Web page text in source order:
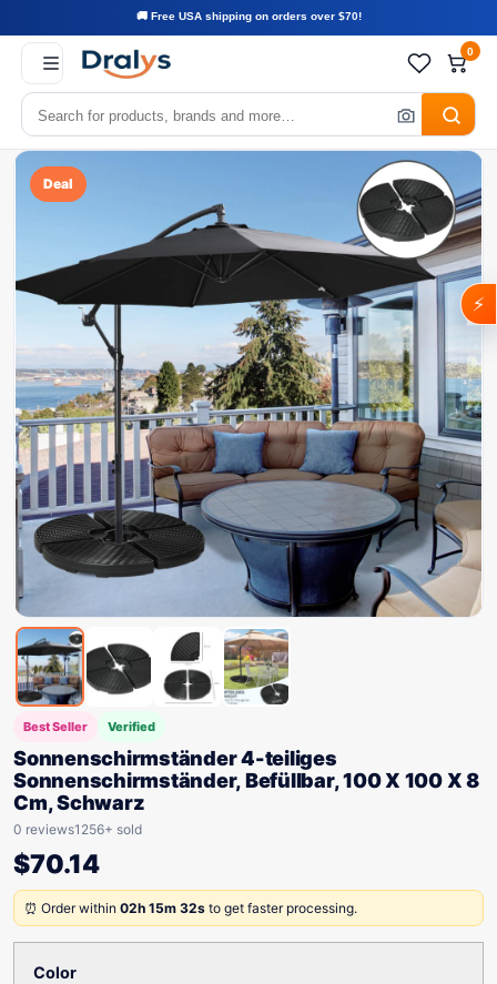
🚚 Free USA shipping on orders over $70!
0
Deal
Best Seller Verified
Sonnenschirmständer 4-teiliges
Sonnenschirmständer, Befüllbar, 100 X 100 X 8
Cm, Schwarz
0 reviews1256+ sold
$70.14
⏰ Order within 02h 15m 32s to get faster processing.
Color
⚡